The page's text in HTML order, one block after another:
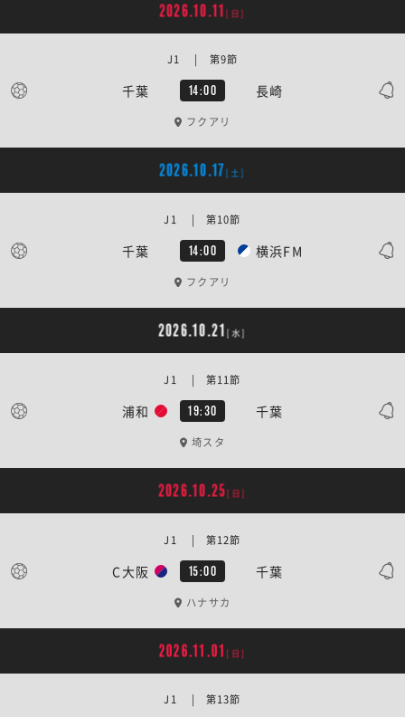
2026.10.11 [日]
千葉 14:00 長崎
J1 | 第9節
フクアリ
2026.10.17[土]
千葉 14:00 横浜FM
J1 | 第10節
フクアリ
2026.10.21 [水]
浦和 19:30 千葉
J1 | 第11節
埼スタ
2026.10.25[日]
C大阪 15:00 千葉
J1 | 第12節
ハナサカ
2026.11.01 [日]
J1 | 第13節